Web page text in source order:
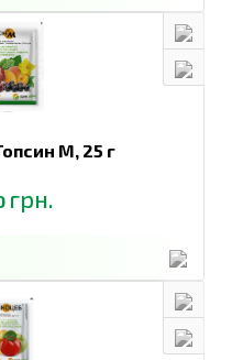
(0,3 л/га) + СКАБА (0,1
взрослых особей клеща
против других
где обычно живут
ПРЕПАРАТА:
яблоня, виноград,
цитрусовые,
хлопчатник, овощи и
М, 25 г
грн.